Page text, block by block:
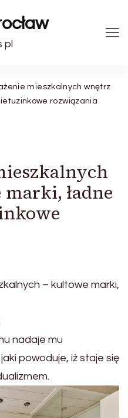
pl
mieszkalnych wnętrz
rozwiązania
ładne
– kultowe marki,
nadaje mu
powoduje, iż staje się